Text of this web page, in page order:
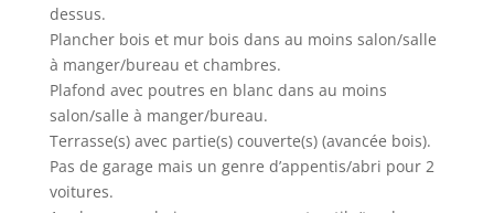
dessus.
Plancher bois et mur bois dans au moins salon/salle
à manger/bureau et chambres.
Plafond avec poutres en blanc dans au moins
salon/salle à manger/bureau.
Terrasse(s) avec partie(s) couverte(s) (avancée bois).
Pas de garage mais un genre d’appentis/abri pour 2
voitures.